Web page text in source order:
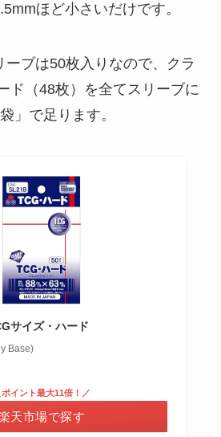
ほど小さいだけです。
ーブは50枚入りなので、クラ
ド（48枚）を全てスリーブに
」で足ります。
サイズ・ハード
Base)
ポイント最大11倍！／
天市場で探す